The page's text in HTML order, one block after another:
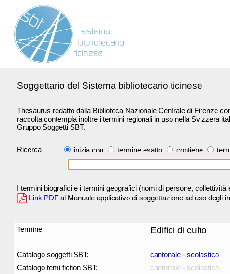
Soggettario del Sistema bibliotecario ticinese
Thesaurus redatto dalla Biblioteca Nazionale Centrale di Firenze
raccolta contempla inoltre i termini regionali in uso nella Svizzera
Gruppo Soggetti SBT.
Ricerca inizia con termine esatto contiene
I termini biografici e i termini geografici (nomi di persone,
Link PDF al Manuale applicativo di soggettazione ad uso degli
Termine: Edifici di culto
Catalogo soggetti SBT: cantonale - scolastico
Catalogo temi fiction SBT:
cantonale - scolastico